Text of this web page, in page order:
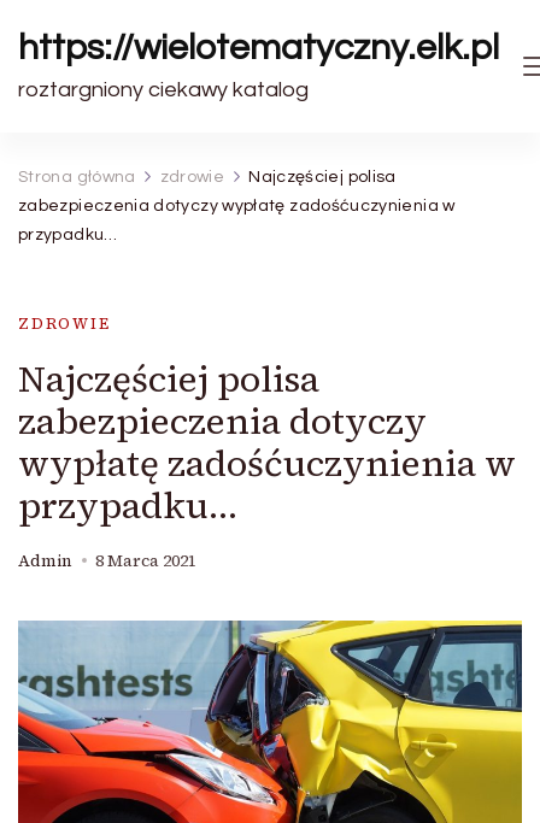
https://wielotematyczny.elk.pl
roztargniony ciekawy katalog
Strona główna zdrowie
Najczęściej polisa
zabezpieczenia dotyczy wypłatę zadośćuczynienia w
przypadku…
ZDROWIE
Najczęściej polisa
zabezpieczenia dotyczy
wypłatę zadośćuczynienia w
przypadku…
Admin 8 Marca 2021